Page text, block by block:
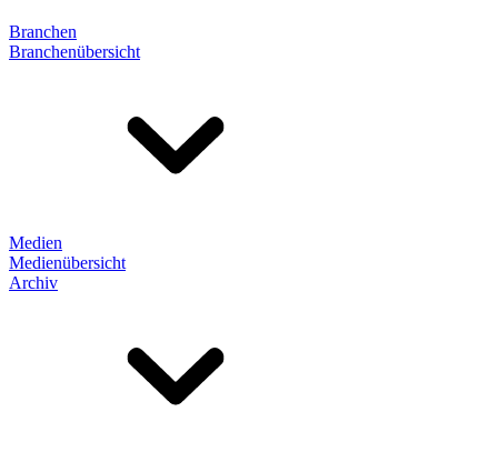
Branchen
Branchenübersicht
Medien
Medienübersicht
Archiv